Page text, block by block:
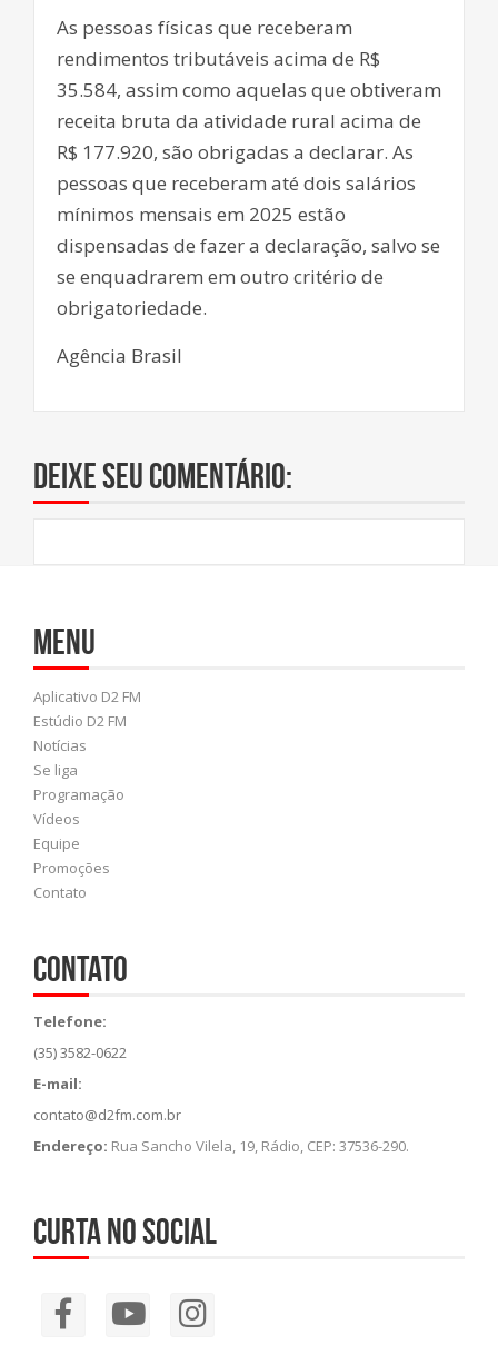
As pessoas físicas que receberam
rendimentos tributáveis acima de R$
35.584, assim como aquelas que obtiveram
receita bruta da atividade rural acima de
R$ 177.920, são obrigadas a declarar. As
pessoas que receberam até dois salários
mínimos mensais em 2025 estão
dispensadas de fazer a declaração, salvo se
se enquadrarem em outro critério de
obrigatoriedade.
Agência Brasil
Deixe seu comentário:
Menu
Aplicativo D2 FM
Estúdio D2 FM
Notícias
Se liga
Programação
Vídeos
Equipe
Promoções
Contato
Contato
Telefone:
(35) 3582-0622
E-mail:
contato@d2fm.com.br
Endereço: Rua Sancho Vilela, 19, Rádio, CEP: 37536-290.
Curta no social